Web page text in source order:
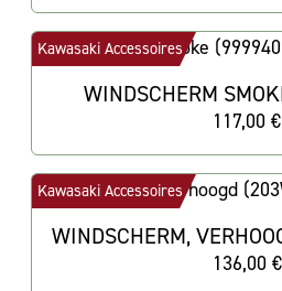
Kawasaki Accessoires
WINDSCHERM
117,00 €
Kawasaki Accessoires
WINDSCHERM,
136,00 €